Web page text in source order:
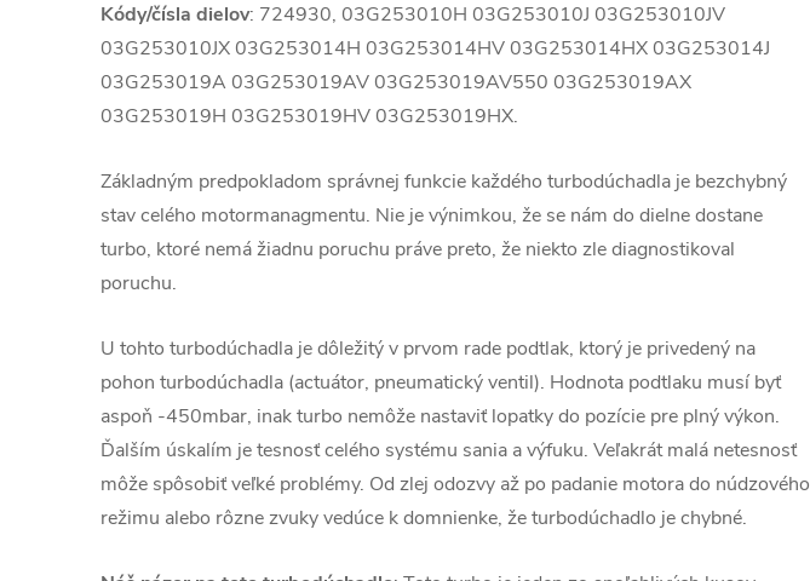
Kódy/čísla dielov: 724930, 03G253010H 03G253010J 03G253010JV
03G253010JX 03G253014H 03G253014HV 03G253014HX 03G253014J
03G253019A 03G253019AV 03G253019AV550 03G253019AX
03G253019H 03G253019HV 03G253019HX.
Základným predpokladom správnej funkcie každého turbodúchadla je bezchybný
stav celého motormanagmentu. Nie je výnimkou, že se nám do dielne dostane
turbo, ktoré nemá žiadnu poruchu práve preto, že niekto zle diagnostikoval
poruchu.
U tohto turbodúchadla je dôležitý v prvom rade podtlak, ktorý je privedený na
pohon turbodúchadla (actuátor, pneumatický ventil). Hodnota podtlaku musí byť
aspoň -450mbar, inak turbo nemôže nastaviť lopatky do pozície pre plný výkon.
Ďalším úskalím je tesnosť celého systému sania a výfuku. Veľakrát malá netesnosť
môže spôsobiť veľké problémy. Od zlej odozvy až po padanie motora do núdzového
režimu alebo rôzne zvuky vedúce k domnienke, že turbodúchadlo je chybné.